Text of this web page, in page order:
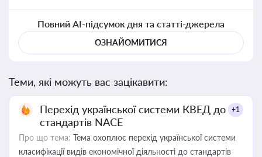
Повний AI-підсумок дня та статті-джерела
ОЗНАЙОМИТИСЯ
Теми, які можуть вас зацікавити:
Перехід української системи КВЕД до
стандартів NACE
+1
Про що тема: Тема охоплює перехід української системи
класифікації видів економічної діяльності до стандартів